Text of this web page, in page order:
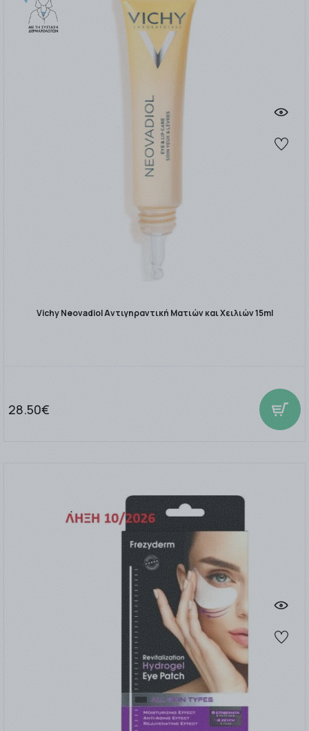
Vichy Neovadiol Αντιγηραντική Ματιών και Χειλιών 15ml
28.50€